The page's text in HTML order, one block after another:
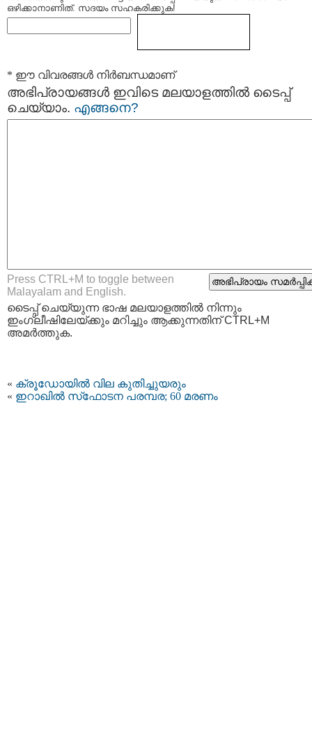
ഒഴിക്കാനാണിത്. സദയം സഹകരിക്കുക!
* ഈ വിവരങ്ങള്‍ നിര്‍ബന്ധമാണ്
അഭിപ്രായങ്ങള്‍ ഇവിടെ മലയാളത്തില്‍ ടൈപ്പ്
ചെയ്യാം. എങ്ങനെ?
Press CTRL+M to toggle between
Malayalam and English.
ടൈപ്പ്‌ ചെയ്യുന്ന ഭാഷ മലയാളത്തില്‍ നിന്നും
ഇംഗ്ലീഷിലേയ്ക്കും മറിച്ചും ആക്കുന്നതിന് CTRL+M
അമര്‍ത്തുക.
« ക്രൂഡോയില്‍ വില കുതിച്ചുയരും
« ഇറാഖില്‍ സ്‌ഫോടന പരമ്പര; 60 മരണം